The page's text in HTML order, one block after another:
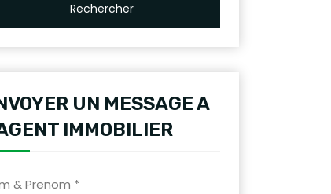
Rechercher
UN MESSAGE A
IMMOBILIER
& Prenom *